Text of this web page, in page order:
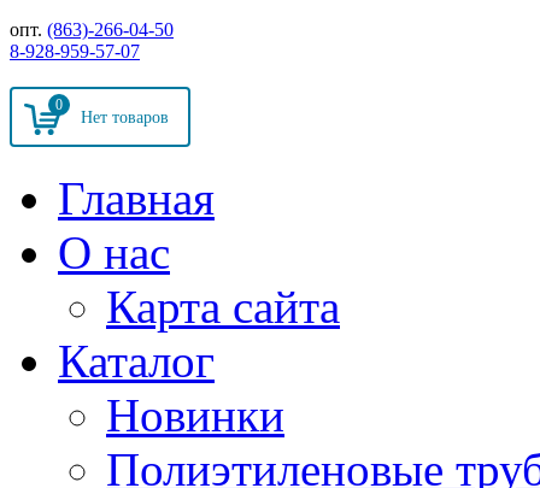
опт. (863)-266-04-50
8-928-959-57-07
0
Главная
О нас
Карта сайта
Каталог
Новинки
Полиэтиленовые